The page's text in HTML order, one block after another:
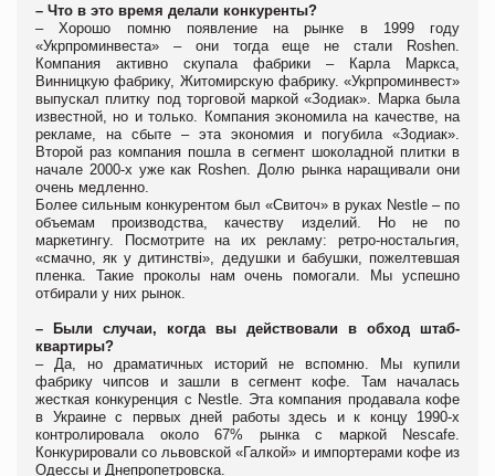
– Что в это время делали конкуренты?
– Хорошо помню появление на рынке в 1999 году
«Укрпроминвеста» – они тогда еще не стали Roshen.
Компания активно скупала фабрики – Карла Маркса,
Винницкую фабрику, Житомирскую фабрику. «Укрпроминвест»
выпускал плитку под торговой маркой «Зодиак». Марка была
известной, но и только. Компания экономила на качестве, на
рекламе, на сбыте – эта экономия и погубила «Зодиак».
Второй раз компания пошла в сегмент шоколадной плитки в
начале 2000-х уже как Roshen. Долю рынка наращивали они
очень медленно.
Более сильным конкурентом был «Свиточ» в руках Nestle – по
объемам производства, качеству изделий. Но не по
маркетингу. Посмотрите на их рекламу: ретро-ностальгия,
«смачно, як у дитинстві», дедушки и бабушки, пожелтевшая
пленка. Такие проколы нам очень помогали. Мы успешно
отбирали у них рынок.
– Были случаи, когда вы действовали в обход штаб-
квартиры?
– Да, но драматичных историй не вспомню. Мы купили
фабрику чипсов и зашли в сегмент кофе. Там началась
жесткая конкуренция с Nestle. Эта компания продавала кофе
в Украине с первых дней работы здесь и к концу 1990-х
контролировала около 67% рынка с маркой Nescafe.
Конкурировали со львовской «Галкой» и импортерами кофе из
Одессы и Днепропетровска.